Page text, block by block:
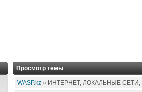
Просмотр темы
WASP.kz » ИНТЕРНЕТ, ЛОКАЛЬНЫЕ